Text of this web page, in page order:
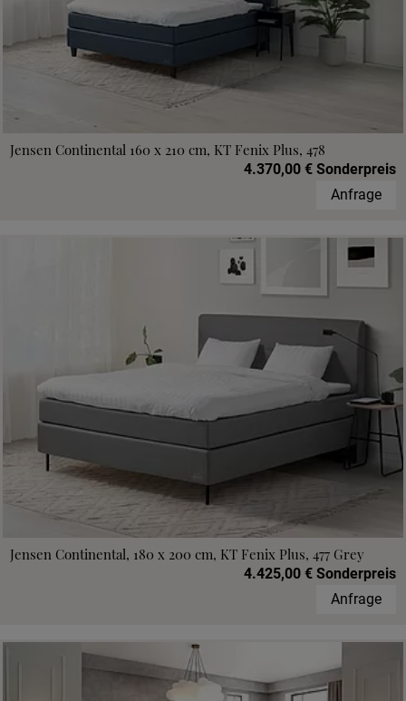
Jensen Continental 160 x 210 cm, KT Fenix Plus, 478
4.370,00 € Sonderpreis
Anfrage
Jensen Continental, 180 x 200 cm, KT Fenix Plus, 477 Grey
4.425,00 € Sonderpreis
Anfrage